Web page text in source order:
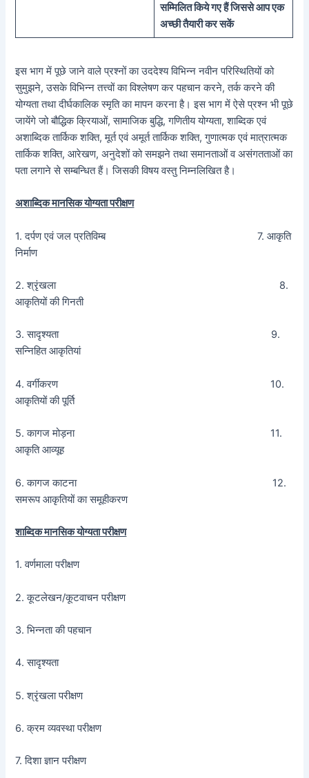
सम्मिलित किये गए हैं जिससे आप एक
अच्छी तैयारी कर सकें
इस भाग में पूछे जाने वाले प्रश्नों का उददेश्य विभिन्न नवीन परिस्थितियों को
सुमुझने, उसके विभिन्न तत्त्वों का विश्लेषण कर पहचान करने, तर्क करने की
योग्यता तथा दीर्घकालिक स्मृति का मापन करना है। इस भाग में ऐसे प्रश्न भी पूछे
जायेंगे जो बौद्धिक क्रियाओं, सामाजिक बुद्धि, गणितीय योग्यता, शाब्दिक एवं
अशाब्दिक तार्किक शक्ति, मूर्त एवं अमूर्त तार्किक शक्ति, गुणात्मक एवं मात्रात्मक
तार्किक शक्ति, आरेखण, अनुदेशों को समझने तथा समानताओं व असंगतताओं का
पता लगाने से सम्बन्धित हैं। जिसकी विषय वस्तु निम्नलिखित है।
अशाब्दिक मानसिक योग्यता परीक्षण
1. दर्पण एवं जल प्रतिविम्ब 7. आकृति
निर्माण
2. श्रृंखला 8.
आकृतियों की गिनती
3. सादृश्यता 9.
सन्निहित आकृतियां
4. वर्गीकरण 10.
आकृतियों की पूर्ति
5. कागज मोड़ना 11.
आकृति आव्यूह
6. कागज काटना 12.
समरूप आकृतियों का समूहीकरण
शाब्दिक मानसिक योग्यता परीक्षण
1. वर्णमाला परीक्षण
2. कूटलेखन/कूटवाचन परीक्षण
3. भिन्नता की पहचान
4. सादृश्यता
5. श्रृंखला परीक्षण
6. क्रम व्यवस्था परीक्षण
7. दिशा ज्ञान परीक्षण